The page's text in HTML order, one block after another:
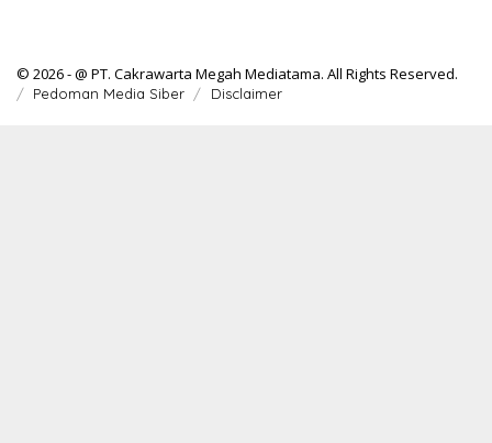
© 2026 - @ PT. Cakrawarta Megah Mediatama. All Rights Reserved.
Pedoman Media Siber Disclaimer